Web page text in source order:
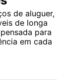
de aluguer,
de longa
para
em cada